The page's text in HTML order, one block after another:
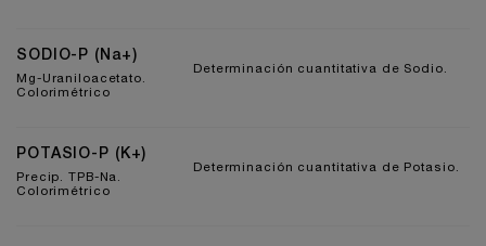
SODIO-P (Na+)
Mg-Uraniloacetato.
Colorimétrico
Determinación cuantitativa de Sodio.
POTASIO-P (K+)
Precip. TPB-Na.
Colorimétrico
Determinación cuantitativa de Potasio.